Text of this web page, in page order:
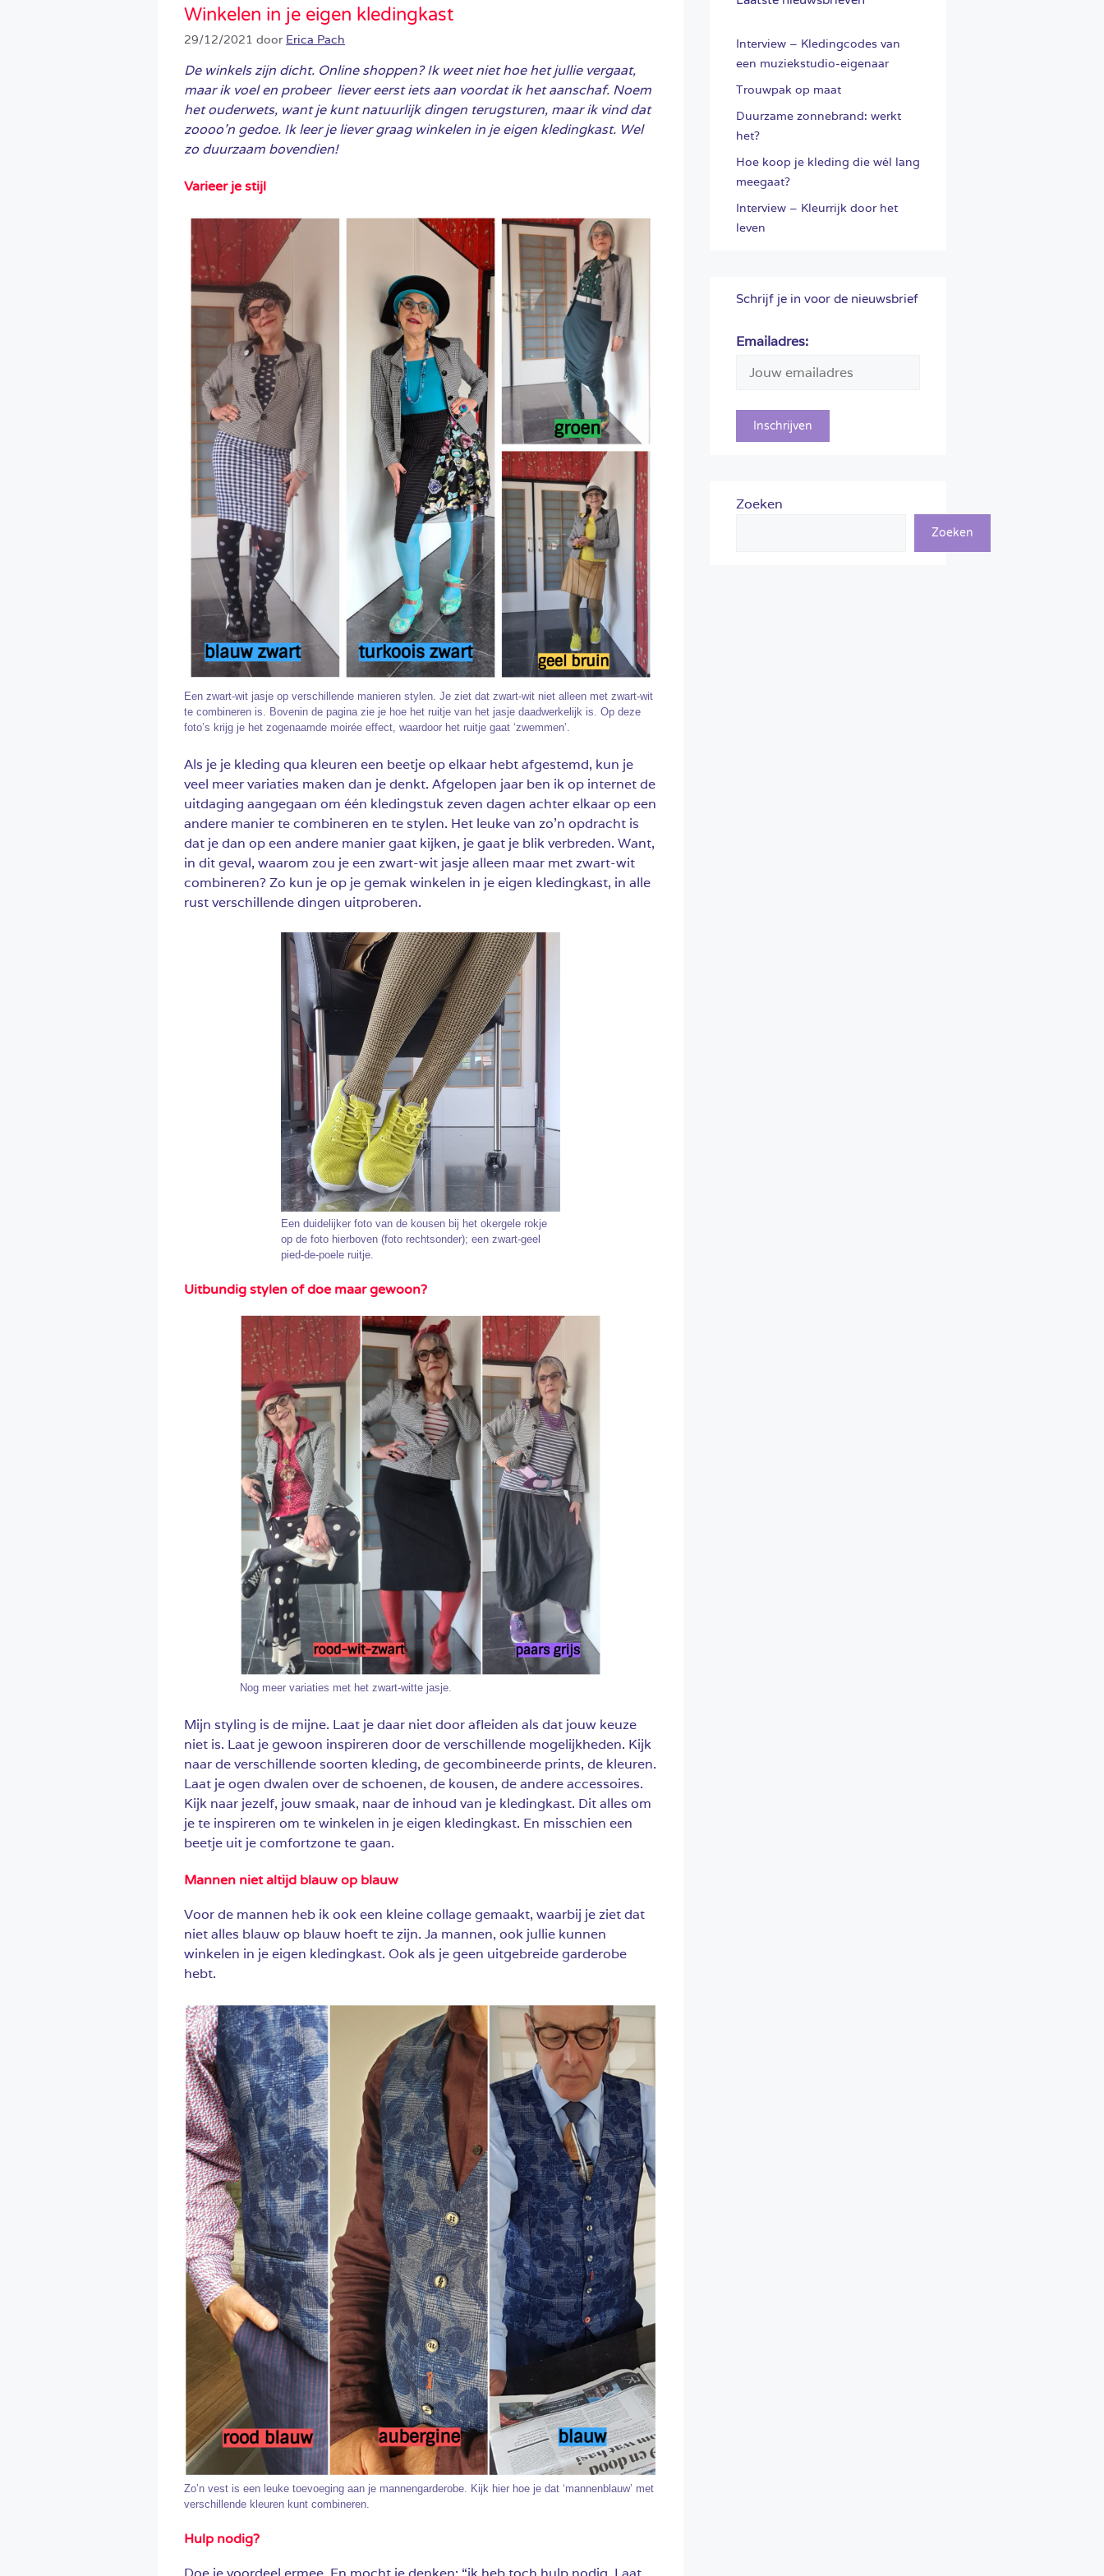
Winkelen in je eigen kledingkast
29/12/2021 door Erica Pach
De winkels zijn dicht. Online shoppen? Ik weet niet hoe het jullie vergaat,
maar ik voel en probeer liever eerst iets aan voordat ik het aanschaf. Noem
het ouderwets, want je kunt natuurlijk dingen terugsturen, maar ik vind dat
zoooo’n gedoe. Ik leer je liever graag winkelen in je eigen kledingkast. Wel
zo duurzaam bovendien!
Varieer je stijl
Een zwart-wit jasje op verschillende manieren stylen. Je ziet dat zwart-wit niet alleen met zwart-wit
te combineren is. Bovenin de pagina zie je hoe het ruitje van het jasje daadwerkelijk is. Op deze
foto’s krijg je het zogenaamde moirée effect, waardoor het ruitje gaat ‘zwemmen’.
Als je je kleding qua kleuren een beetje op elkaar hebt afgestemd, kun je
veel meer variaties maken dan je denkt. Afgelopen jaar ben ik op internet de
uitdaging aangegaan om één kledingstuk zeven dagen achter elkaar op een
andere manier te combineren en te stylen. Het leuke van zo’n opdracht is
dat je dan op een andere manier gaat kijken, je gaat je blik verbreden. Want,
in dit geval, waarom zou je een zwart-wit jasje alleen maar met zwart-wit
combineren? Zo kun je op je gemak winkelen in je eigen kledingkast, in alle
rust verschillende dingen uitproberen.
Een duidelijker foto van de kousen bij het okergele rokje
op de foto hierboven (foto rechtsonder); een zwart-geel
pied-de-poele ruitje.
Uitbundig stylen of doe maar gewoon?
Nog meer variaties met het zwart-witte jasje.
Mijn styling is de mijne. Laat je daar niet door afleiden als dat jouw keuze
niet is. Laat je gewoon inspireren door de verschillende mogelijkheden. Kijk
naar de verschillende soorten kleding, de gecombineerde prints, de kleuren.
Laat je ogen dwalen over de schoenen, de kousen, de andere accessoires.
Kijk naar jezelf, jouw smaak, naar de inhoud van je kledingkast. Dit alles om
je te inspireren om te winkelen in je eigen kledingkast. En misschien een
beetje uit je comfortzone te gaan.
Mannen niet altijd blauw op blauw
Voor de mannen heb ik ook een kleine collage gemaakt, waarbij je ziet dat
niet alles blauw op blauw hoeft te zijn. Ja mannen, ook jullie kunnen
winkelen in je eigen kledingkast. Ook als je geen uitgebreide garderobe
hebt.
Zo’n vest is een leuke toevoeging aan je mannengarderobe. Kijk hier hoe je dat ‘mannenblauw’ met
verschillende kleuren kunt combineren.
Hulp nodig?
Interview – Kledingcodes van
een muziekstudio-eigenaar
Trouwpak op maat
Duurzame zonnebrand: werkt
het?
Hoe koop je kleding die wél lang
meegaat?
Interview – Kleurrijk door het
leven
Schrijf je in voor de nieuwsbrief
Emailadres:
Zoeken
Zoeken